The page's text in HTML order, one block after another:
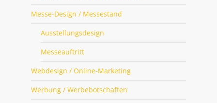
Messe-Design / Messestand
Ausstellungsdesign
Messeauftritt
Webdesign / Online-Marketing
Werbung / Werbebotschaften